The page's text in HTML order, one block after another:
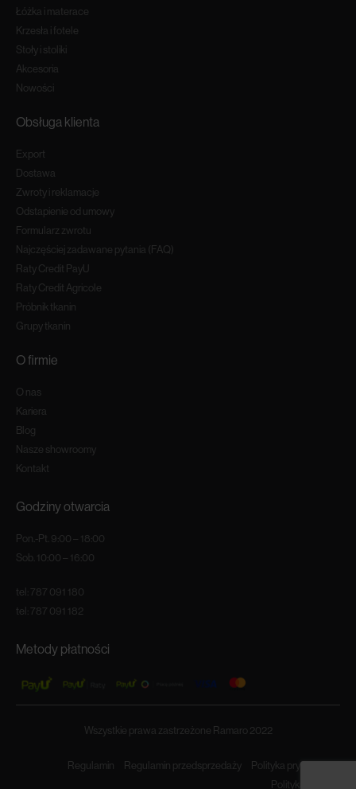
Łóżka i materace
Krzesła i fotele
Stoły i stoliki
Akcesoria
Nowości
Obsługa klienta
Export
Dostawa
Zwroty i reklamacje
Odstapienie od umowy
Formularz zwrotu
Najczęściej zadawane pytania (FAQ)
Raty Credit PayU
Raty Credit Agricole
Próbnik tkanin
Grupy tkanin
O firmie
O nas
Kariera
Blog
Nasze showroomy
Kontakt
Godziny otwarcia
Pon.-Pt. 9:00 – 18:00
Sob. 10:00 – 16:00
tel: 787 091 180
tel: 787 091 182
Metody płatności
Wszystkie prawa zastrzeżone Ramaro 2022
Regulamin Regulamin przedsprzedaży
Polityka prywatności
Polityka cookies